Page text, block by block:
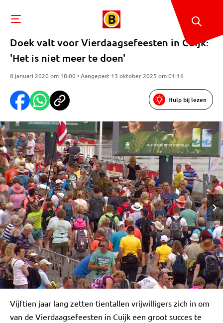
Doek valt voor Vierdaagsefeesten in Cuijk:
'Het is niet meer te doen'
8 januari 2020 om 18:00 • Aangepast 13 oktober 2025 om 01:16
Hulp bij lezen
Vijftien jaar lang zetten tientallen vrijwilligers zich in om
van de Vierdaagsefeesten in Cuijk een groot succes te